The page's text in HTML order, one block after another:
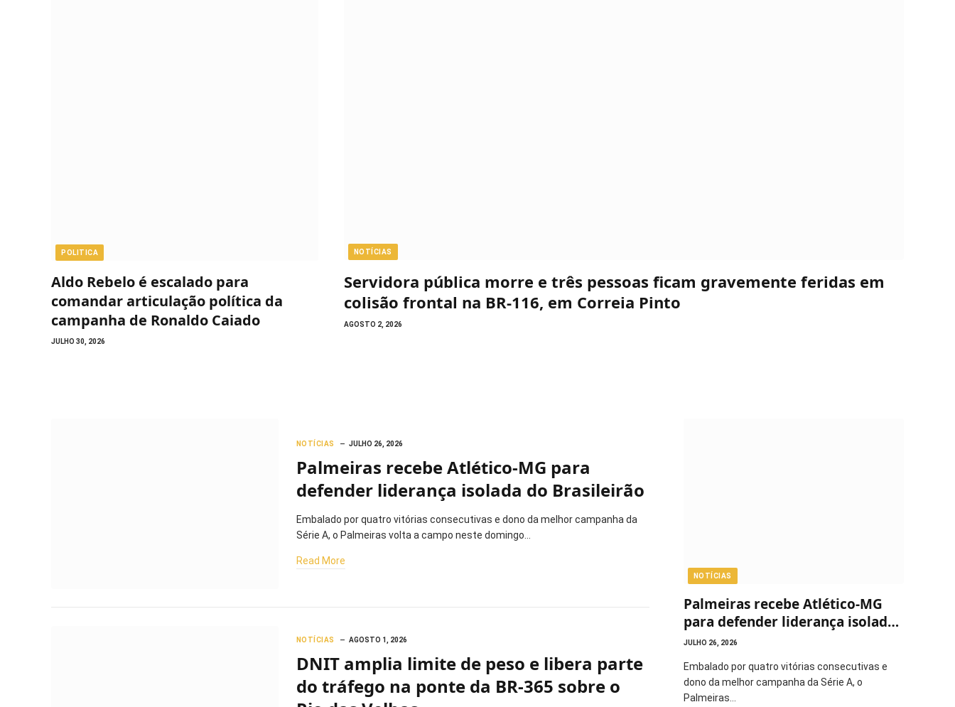
POLITICA
Aldo Rebelo é escalado para
comandar articulação política da
campanha de Ronaldo Caiado
JULHO 30, 2026
NOTÍCIAS
Servidora pública morre e três pessoas ficam gravemente feridas em
colisão frontal na BR-116, em Correia Pinto
AGOSTO 2, 2026
NOTÍCIAS JULHO 26, 2026
Palmeiras recebe Atlético-MG para
defender liderança isolada do Brasileirão
Embalado por quatro vitórias consecutivas e dono da melhor campanha da
Série A, o Palmeiras volta a campo neste domingo…
Read More
NOTÍCIAS AGOSTO 1, 2026
DNIT amplia limite de peso e libera parte
do tráfego na ponte da BR-365 sobre o
NOTÍCIAS
Palmeiras recebe Atlético-MG
para defender liderança isolada
do Brasileirão
JULHO 26, 2026
Embalado por quatro vitórias consecutivas e
dono da melhor campanha da Série A, o
Palmeiras…